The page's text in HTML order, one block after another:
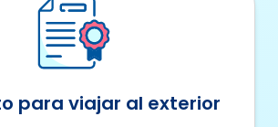
para viajar al exterior